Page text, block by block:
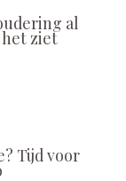
al
ziet
Tijd voor